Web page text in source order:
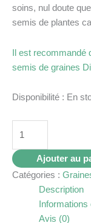
soins, nul doute
semis de plantes
Il est recommandé
semis de graines
Disponibilité : En
Ajouter au
Catégories :
Description
Avis (0)